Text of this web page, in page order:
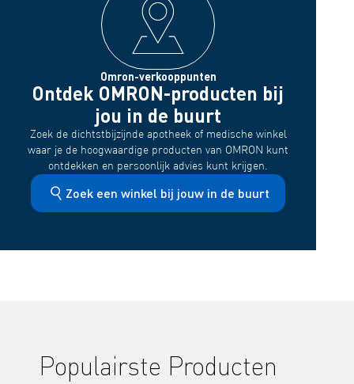
Omron-verkooppunten
Ontdek OMRON-producten bij
jou in de buurt
Zoek de dichtstbijzijnde apotheek of medische winkel
waar je de hoogwaardige producten van OMRON kunt
ontdekken en persoonlijk advies kunt krijgen.
Zoek een winkel bij jouw in de buurt
Populairste Producten